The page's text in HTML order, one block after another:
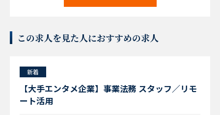
この求人を見た人におすすめの求人
新着
【大手エンタメ企業】事業法務 スタッフ／リモ
ート活用